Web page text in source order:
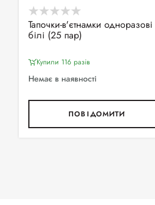
Тапочки-в'єтнамки
білі (25 пар)
Купили 116 разiв
Немає в наявності
ПОВІДОМИТИ